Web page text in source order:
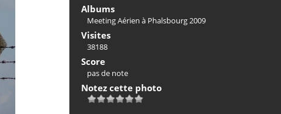
Albums
Meeting Aérien à Phalsbourg 2009
Visites
38188
Score
pas de note
Notez cette photo